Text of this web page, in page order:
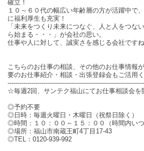
確立！
１０～６０代の幅広い年齢層の方が活躍中で
に福利厚生も充実！
「未来をつくり未来につなぐ、人と人をつな
ら始まる・・・」が会社の思い。
仕事や人に対して、誠実さを感じる会社です
こちらのお仕事の相談、その他のお仕事情報
要のお仕事紹介・相談・出張登録会もご活用く
☆毎週2回、サンテク福山にてお仕事相談会
◎予約不要
◎日時：毎週火曜日・木曜日（祝祭日除く）
◎時間：１０：００～１５：００（時間内いつ
◎場所：福山市南蔵王町4丁目17-43
◎TEL：0120-939-992